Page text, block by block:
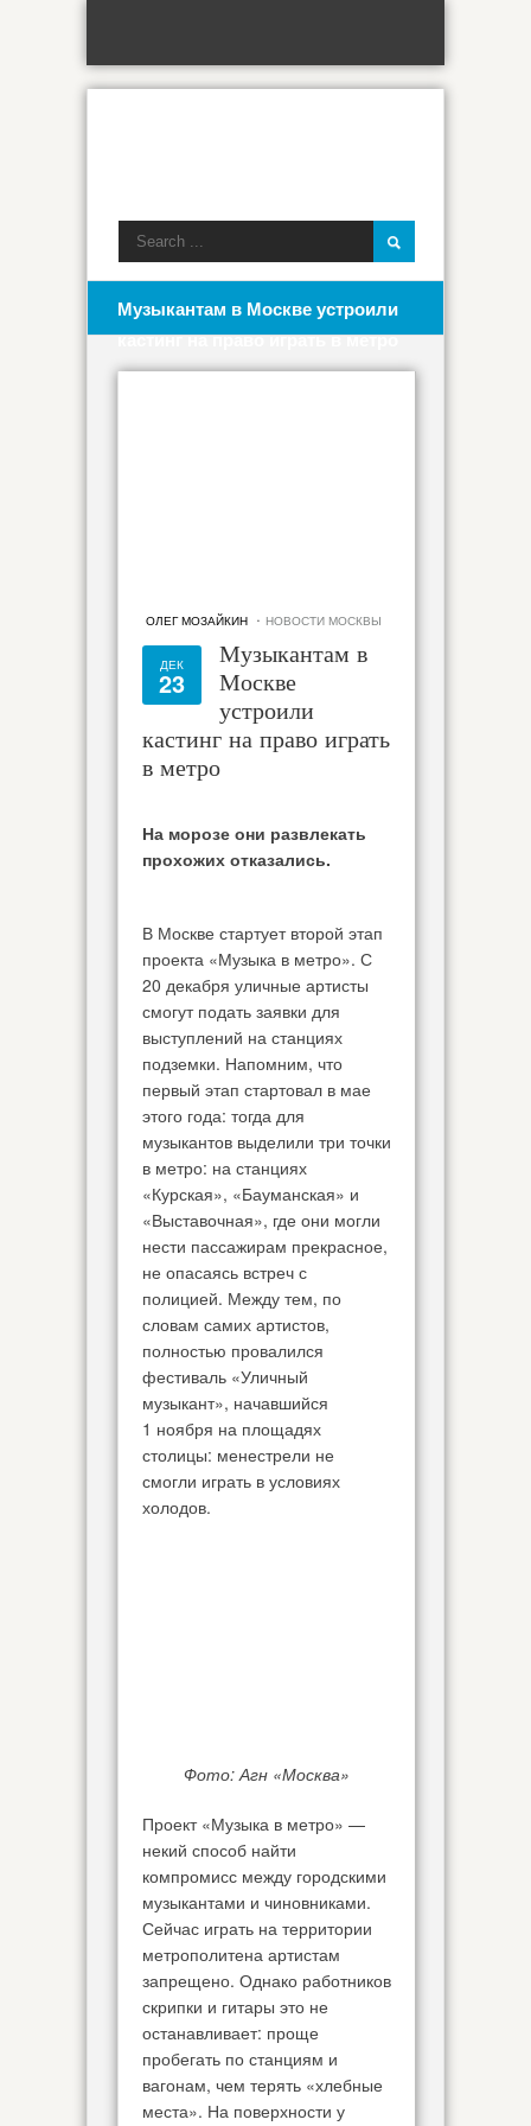
Музыкантам в Москве устроили
кастинг на право играть в метро
ОЛЕГ МОЗАЙКИН · НОВОСТИ МОСКВЫ
ДЕК
23
Музыкантам в
Москве
устроили
кастинг на право играть
в метро
На морозе они развлекать
прохожих отказались.
В Москве стартует второй этап
проекта «Музыка в метро». С
20 декабря уличные артисты
смогут подать заявки для
выступлений на станциях
подземки. Напомним, что
первый этап стартовал в мае
этого года: тогда для
музыкантов выделили три точки
в метро: на станциях
«Курская», «Бауманская» и
«Выставочная», где они могли
нести пассажирам прекрасное,
не опасаясь встреч с
полицией. Между тем, по
словам самих артистов,
полностью провалился
фестиваль «Уличный
музыкант», начавшийся
1 ноября на площадях
столицы: менестрели не
смогли играть в условиях
холодов.
Фото: Агн «Москва»
Проект «Музыка в метро» —
некий способ найти
компромисс между городскими
музыкантами и чиновниками.
Сейчас играть на территории
метрополитена артистам
запрещено. Однако работников
скрипки и гитары это не
останавливает: проще
пробегать по станциям и
вагонам, чем терять «хлебные
места». На поверхности у